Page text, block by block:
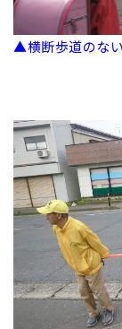
▲横断歩道のな